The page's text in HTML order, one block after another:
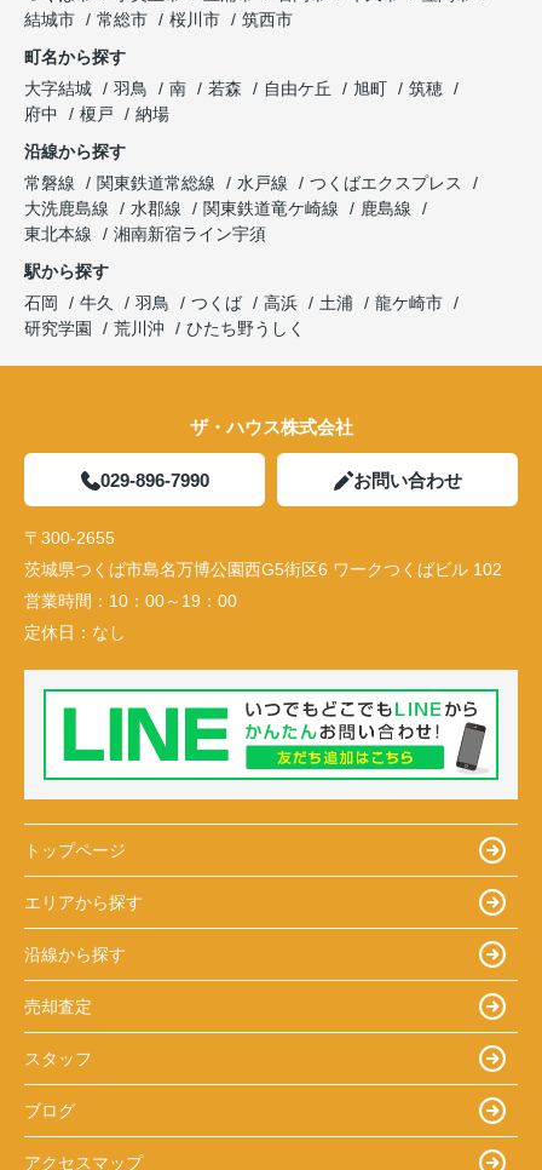
結城市
常総市 桜川市
筑西市
町名から探す
大字結城
羽鳥 南 若森 自由ケ丘 旭町
筑穂
府中
榎戸
納場
沿線から探す
常磐線
関東鉄道常総線 水戸線
つくばエクスプレス
大洗鹿島線
水郡線 関東鉄道竜ケ崎線
鹿島線
東北本線
湘南新宿ライン宇須
駅から探す
石岡
牛久 羽鳥 つくば 高浜 土浦
龍ケ崎市
研究学園
荒川沖 ひたち野うしく
ザ・ハウス株式会社
029-896-7990 お問い合わせ
〒300-2655
茨城県つくば市島名万博公園西G5街区6 ワークつくばビル 102
営業時間： 10：00～19：00
定休日： なし
トップページ
エリアから探す
沿線から探す
売却査定
スタッフ
ブログ
アクセスマップ